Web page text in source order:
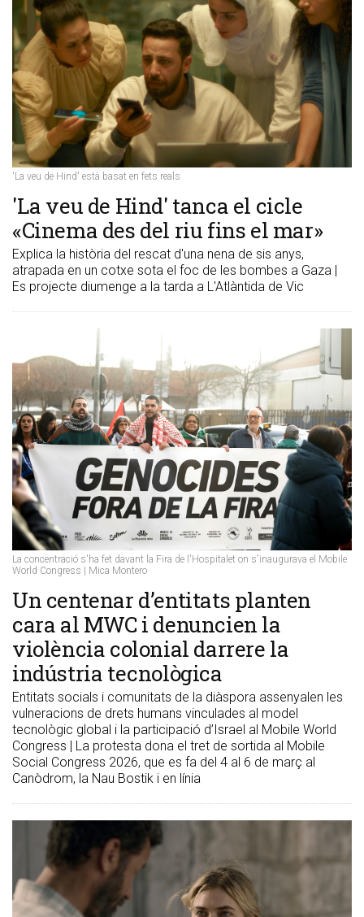
'La veu de Hind' està basat en fets reals
'La veu de Hind' tanca el cicle
«Cinema des del riu fins el mar»
Explica la història del rescat d'una nena de sis anys,
atrapada en un cotxe sota el foc de les bombes a Gaza |
Es projecte diumenge a la tarda a L'Atlàntida de Vic
La concentració s'ha fet davant la Fira de l'Hospitalet on s'inaugurava el Mobile
World Congress | Mica Montero
​Un centenar d’entitats planten
cara al MWC i denuncien la
violència colonial darrere la
indústria tecnològica
Entitats socials i comunitats de la diàspora assenyalen les
vulneracions de drets humans vinculades al model
tecnològic global i la participació d’Israel al Mobile World
Congress | La protesta dona el tret de sortida al Mobile
Social Congress 2026, que es fa del 4 al 6 de març al
Canòdrom, la Nau Bostik i en línia